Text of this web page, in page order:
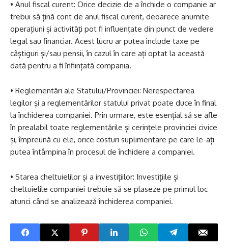
• Anul fiscal curent: Orice decizie de a închide o companie ar
trebui să țină cont de anul fiscal curent, deoarece anumite
operațiuni și activități pot fi influențate din punct de vedere
legal sau financiar. Acest lucru ar putea include taxe pe
câștiguri și/sau pensii, în cazul în care ați optat la această
dată pentru a fi înființată compania.
• Reglementări ale Statului/Provinciei: Nerespectarea
legilor și a reglementărilor statului privat poate duce în final
la închiderea companiei. Prin urmare, este esențial să se afle
în prealabil toate reglementările și cerințele provinciei civice
și, împreună cu ele, orice costuri suplimentare pe care le-ați
putea întâmpina în procesul de închidere a companiei.
• Starea cheltuielilor și a investițiilor: Investițiile și
cheltuielile companiei trebuie să se plaseze pe primul loc
atunci când se analizează închiderea companiei.